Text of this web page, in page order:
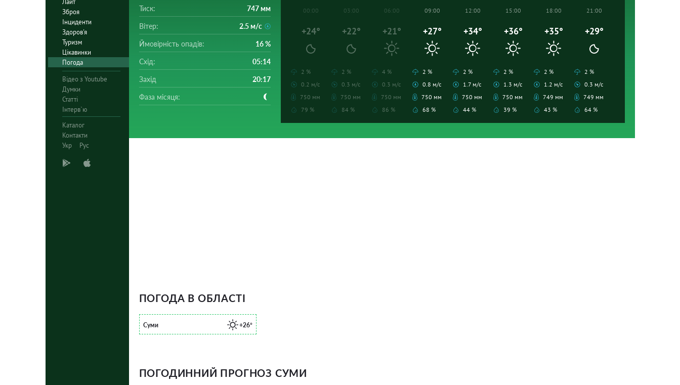
Зброя
Інциденти
Здоров'я
Туризм
Цікавинки
Погода
Відео з Youtube
Думки
Статті
Інтерв`ю
Каталог
Контакти
Укр
Рус
Тиск: 747 мм
Вітер: 2.5 м/с
Ймовірність опадів: 16 %
Схід: 05:14
Захід 20:17
Фаза місяця:
00:00
+24°
2 %
0.2 м/с
750 мм
79 %
03:00
+22°
2 %
0.3 м/с
750 мм
84 %
06:00
+21°
4 %
0.3 м/с
750 мм
86 %
09:00
+27°
2 %
0.8 м/с
750 мм
68 %
12:00
+34°
2 %
1.7 м/с
750 мм
44 %
15:00
+36°
2 %
1.3 м/с
750 мм
39 %
18:00
+35°
2 %
1.2 м/с
749 мм
43 %
21:00
+29°
2 %
0.3 м/с
749 мм
64 %
ПОГОДА В ОБЛАСТІ
Суми +26°
ПОГОДИННИЙ ПРОГНОЗ СУМИ